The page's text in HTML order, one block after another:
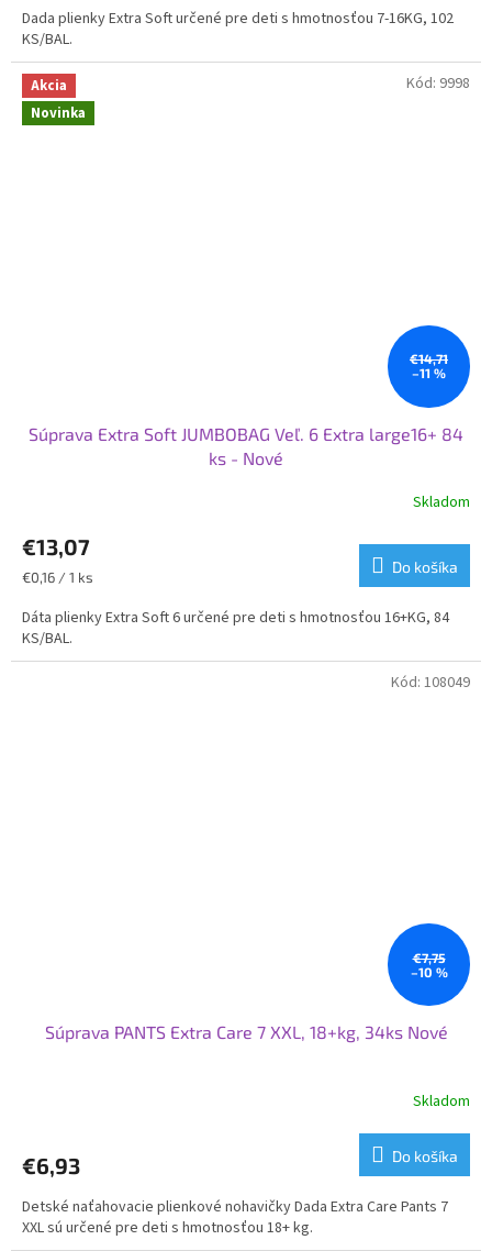
z
5
hviezdičiek.
Dada plienky Extra Soft určené pre deti s hmotnosťou 7-16KG, 102
KS/BAL.
Akcia
Novinka
€14,71
–11 %
Súprava Extra Soft JUMBOBAG Veľ. 6 Extra large16+ 84
ks - Nové
produktu
je
5,0
z
5
hviezdičiek.
Skladom
€13,07
Jednotková
€0,16 / 1 ks
Do košíka
Dáta plienky Extra Soft 6 určené pre deti s hmotnosťou 16+KG, 84
KS/BAL.
Kód: 9998
€7,75
–10 %
Súprava PANTS Extra Care 7 XXL, 18+kg, 34ks Nové
je
z
5
Skladom
€6,93 Do košíka
Detské naťahovacie plienkové nohavičky Dada Extra Care Pants 7
XXL sú určené pre deti s hmotnosťou 18+ kg.
Kód: 108049